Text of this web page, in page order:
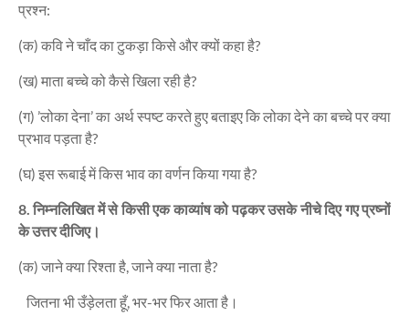
प्रश्न:
(क) कवि ने चाँद का टुकड़ा किसे और क्यों कहा है?
(ख) माता बच्चे को कैसे खिला रही है?
(ग) ’लोका देना’ का अर्थ स्पष्ट करते हुए बताइए कि लोका देने का बच्चे पर क्या
प्रभाव पड़ता है?
(घ) इस रूबाई में किस भाव का वर्णन किया गया है?
8. निम्नलिखित में से किसी एक काव्यांष को पढ़कर उसके नीचे दिए गए प्रष्नों
के उत्तर दीजिए।
(क) जाने क्या रिश्ता है, जाने क्या नाता है?
जितना भी उँड़ेलता हूँ, भर-भर फिर आता है।